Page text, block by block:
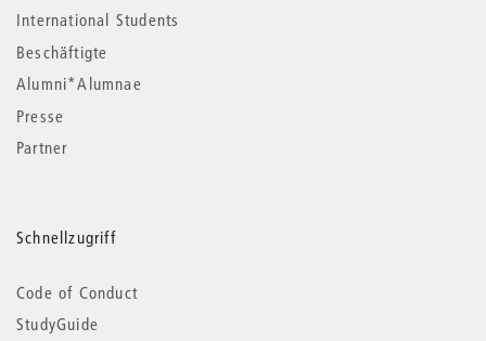
International Students
Beschäftigte
Alumni*Alumnae
Presse
Partner
Schnellzugriff
Code of Conduct
StudyGuide